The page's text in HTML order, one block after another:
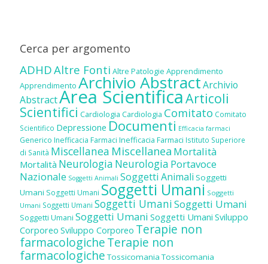
Cerca per argomento
ADHDAltre Fonti Altre Patologie Apprendimento
Apprendimento Archivio AbstractArchivio
AbstractArea ScientificaArticoli
Scientifici Cardiologia Cardiologia Comitato Comitato
Scientifico Depressione Documenti Efficacia farmaci
Generico Inefficacia Farmaci Inefficacia Farmaci Istituto Superiore
di Sanità Miscellanea Miscellanea Mortalità
Mortalità Neurologia Neurologia Portavoce
Nazionale Soggetti Animali Soggetti Animali Soggetti
Umani Soggetti Umani Soggetti Umani Soggetti
Umani Soggetti Umani Soggetti UmaniSoggetti Umani
Soggetti Umani Soggetti Umani Soggetti Umani Sviluppo
Corporeo Sviluppo Corporeo Terapie non
farmacologicheTerapie non
farmacologiche Tossicomania Tossicomania